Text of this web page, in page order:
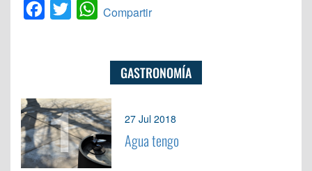
Facebook
Twitter WhatsApp
Compartir
GASTRONOMÍA
1 27 Jul 2018
Agua tengo